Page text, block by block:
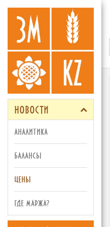
новости
аналитика
балансы
цены
где маржа?